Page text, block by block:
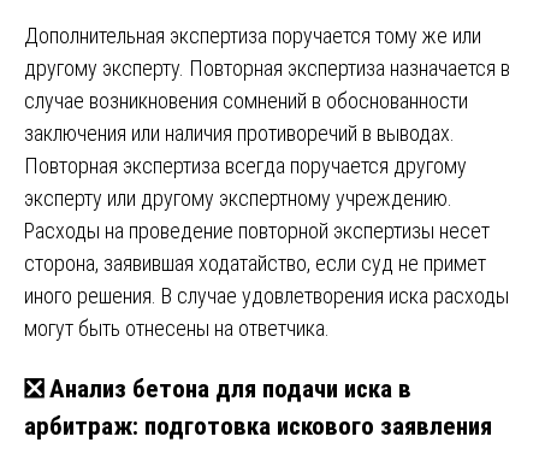
Дополнительная экспертиза поручается тому же или
другому эксперту. Повторная экспертиза назначается в
случае возникновения сомнений в обоснованности
заключения или наличия противоречий в выводах.
Повторная экспертиза всегда поручается другому
эксперту или другому экспертному учреждению.
Расходы на проведение повторной экспертизы несет
сторона, заявившая ходатайство, если суд не примет
иного решения. В случае удовлетворения иска расходы
могут быть отнесены на ответчика.
❎ Анализ бетона для подачи иска в
арбитраж: подготовка искового заявления